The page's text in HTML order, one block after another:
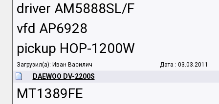
driver AM5888SL/F
vfd AP6928
pickup HOP-1200W
Загрузил(а): Иван Василич Дата : 03.03.2011
DAEWOO DV-2200S
MT1389FE